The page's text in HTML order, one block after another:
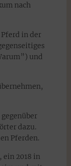
nach
in der
und
dazu.
Pferden.
ein 2018 in